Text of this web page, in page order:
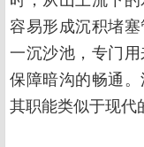
容易形成沉积堵
一沉沙池，专门
保障暗沟的畅通
其职能类似于现代